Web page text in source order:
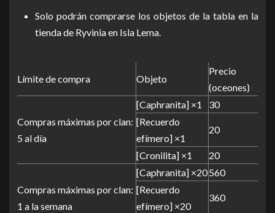
Solo podrán comprarse los objetos de la tabla en la
tienda de Ryvinia en Isla Lema.
Límite de compra Objeto
Precio
(oceones)
Compras máximas por clan:
5 al día
[Caphranita] ×1
30
[Recuerdo
efímero] ×1
20
[Cronilita] ×1 20
Compras máximas por clan:
1 a la semana
[Caphranita] ×20560
[Recuerdo
efímero] ×20
360